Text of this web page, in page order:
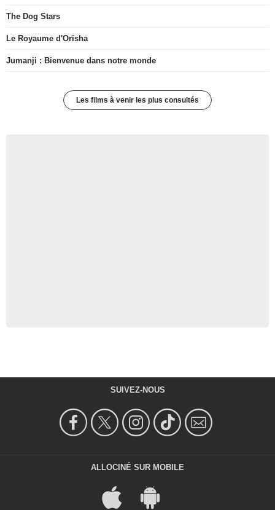
The Dog Stars
Le Royaume d'Orïsha
Jumanji : Bienvenue dans notre monde
Les films à venir les plus consultés
SUIVEZ-NOUS
ALLOCINÉ SUR MOBILE